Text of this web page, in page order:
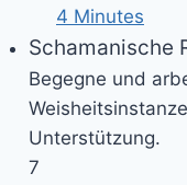
4 Minutes
Schamanische
Begegne und
Unterstützung.
7